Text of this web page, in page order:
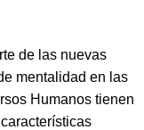
de las nuevas
mentalidad en las
Humanos tienen